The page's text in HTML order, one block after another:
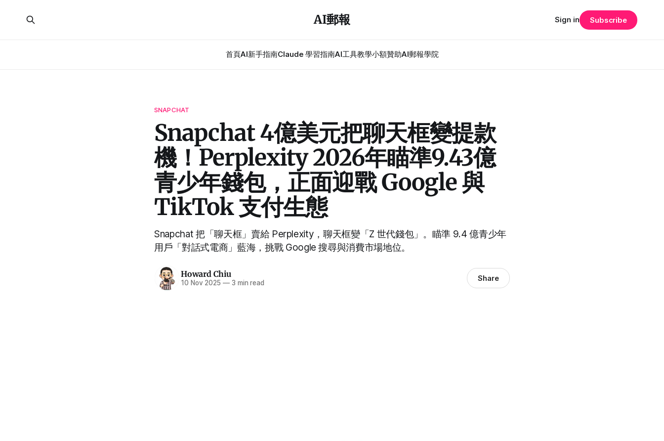
AI郵報
首頁AI新手指南Claude 學習指南AI工具教學小額贊助AI郵報學院
Sign in Subscribe
SNAPCHAT
Snapchat 4億美元把聊天框變提款
機！Perplexity 2026年瞄準9.43億
青少年錢包，正面迎戰 Google 與
TikTok 支付生態
Snapchat 把「聊天框」賣給 Perplexity，聊天框變「Z 世代錢包」。瞄準 9.4 億青少年
用戶「對話式電商」藍海，挑戰 Google 搜尋與消費市場地位。
Howard Chiu
10 Nov 2025 —3 min read Share